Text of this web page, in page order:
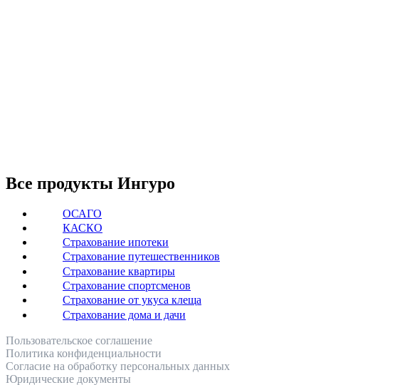
Все продукты Ингуро
ОСАГО
КАСКО
Страхование ипотеки
Страхование путешественников
Страхование квартиры
Страхование спортсменов
Страхование от укуса клеща
Страхование дома и дачи
Пользовательское соглашение
Политика конфиденциальности
Согласие на обработку персональных данных
Юридические документы